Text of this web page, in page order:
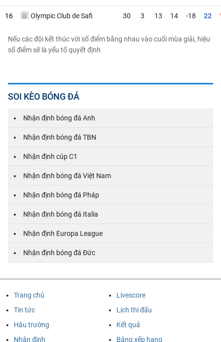
16 Olympic Club de Safi 30 3 13 14 -18 22
Nếu các đội kết thúc với số điểm bằng nhau vào cuối mùa giải, hiệu
số điểm sẽ là yếu tố quyết định
SOI KÈO BÓNG ĐÁ
Nhận định bóng đá Anh
Nhận định bóng đá TBN
Nhận định cúp C1
Nhận định bóng đá Việt Nam
Nhận định bóng đá Pháp
Nhận định bóng đá Italia
Nhận định Europa League
Nhận định bóng đá Đức
Trang chủ
Tin tức
Hậu trường
Nhận định
Livescore
Lịch thi đấu
Kết quả
Bảng xếp hạng